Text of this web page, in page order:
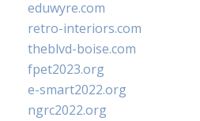
eduwyre.com
retro-interiors.com
theblvd-boise.com
fpet2023.org
e-smart2022.org
ngrc2022.org